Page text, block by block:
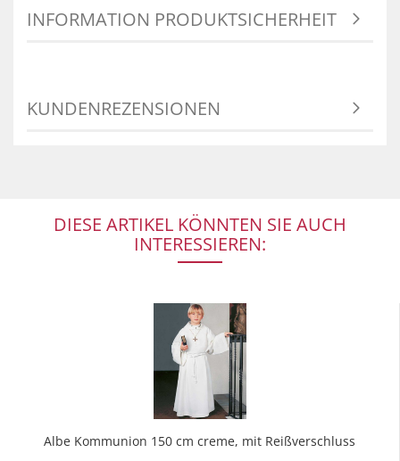
INFORMATION PRODUKTSICHERHEIT
KUNDENREZENSIONEN
DIESE ARTIKEL KÖNNTEN SIE AUCH
INTERESSIEREN:
Albe Kommunion 150 cm creme, mit Reißverschluss